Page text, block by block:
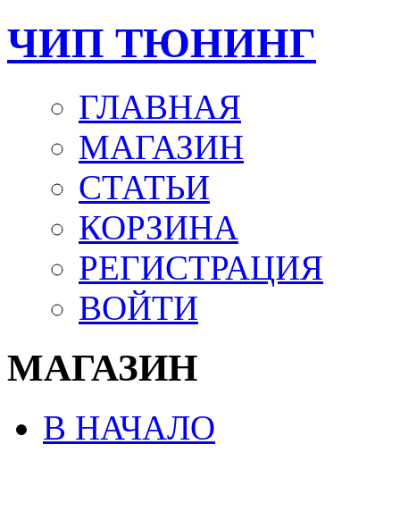
ЧИП ТЮНИНГ
ГЛАВНАЯ
МАГАЗИН
СТАТЬИ
КОРЗИНА
РЕГИСТРАЦИЯ
ВОЙТИ
МАГАЗИН
В НАЧАЛО